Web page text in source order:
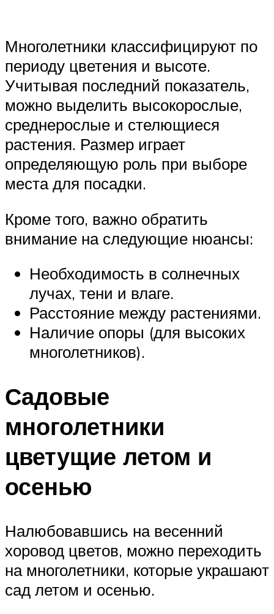
Многолетники классифицируют по
периоду цветения и высоте.
Учитывая последний показатель,
можно выделить высокорослые,
среднерослые и стелющиеся
растения. Размер играет
определяющую роль при выборе
места для посадки.
Кроме того, важно обратить
внимание на следующие нюансы:
Необходимость в солнечных
лучах, тени и влаге.
Расстояние между растениями.
Наличие опоры (для высоких
многолетников).
Садовые
многолетники
цветущие летом и
осенью
Налюбовавшись на весенний
хоровод цветов, можно переходить
на многолетники, которые украшают
сад летом и осенью.